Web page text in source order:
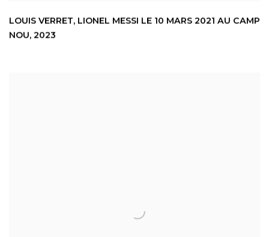
LOUIS VERRET, LIONEL MESSI LE 10 MARS 2021 AU CAMP
NOU, 2023